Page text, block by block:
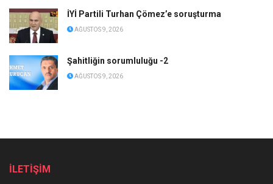
İYİ Partili Turhan Çömez’e soruşturma
AĞUSTOS 9, 2026
Şahitliğin sorumluluğu -2
AĞUSTOS 9, 2026
İLETİŞİM